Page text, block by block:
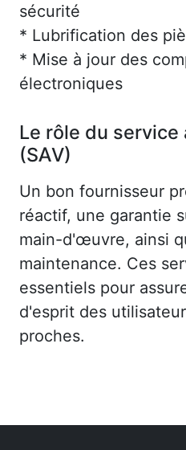
sécurité
* Lubrification des
* Mise à jour des
électroniques
Le rôle du
(SAV)
Un bon fournisseur
réactif, une garantie
main-d'œuvre, ainsi
maintenance. Ces
essentiels pour
d'esprit des
proches.